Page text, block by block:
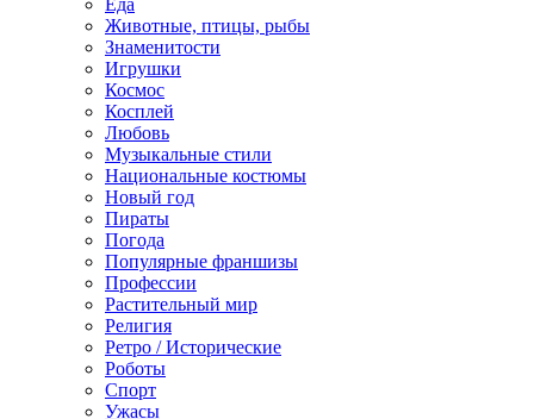
Еда
Животные, птицы, рыбы
Знаменитости
Игрушки
Космос
Косплей
Любовь
Музыкальные стили
Национальные костюмы
Новый год
Пираты
Погода
Популярные франшизы
Профессии
Растительный мир
Религия
Ретро / Исторические
Роботы
Спорт
Ужасы